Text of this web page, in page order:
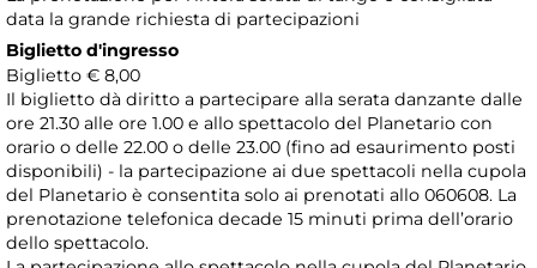
data la grande richiesta di partecipazioni
Biglietto d'ingresso
Biglietto € 8,00
Il biglietto dà diritto a partecipare alla serata danzante dalle
ore 21.30 alle ore 1.00 e allo spettacolo del Planetario con
orario o delle 22.00 o delle 23.00 (fino ad esaurimento posti
disponibili) - la partecipazione ai due spettacoli nella cupola
del Planetario è consentita solo ai prenotati allo 060608. La
prenotazione telefonica decade 15 minuti prima dell’orario
dello spettacolo.